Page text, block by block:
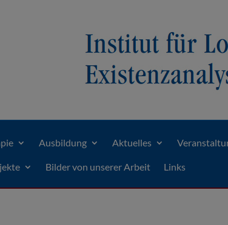
Ausbildung Aktuelles
Bilder von unserer Arbeit Links